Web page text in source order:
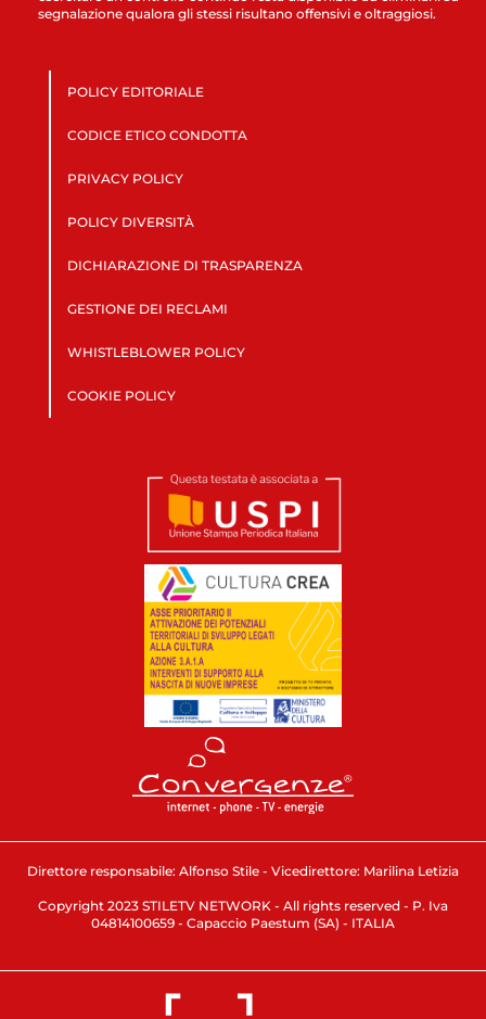
segnalazione qualora gli stessi risultano offensivi e oltraggiosi.
POLICY EDITORIALE
CODICE ETICO CONDOTTA
PRIVACY POLICY
POLICY DIVERSITÀ
DICHIARAZIONE DI TRASPARENZA
GESTIONE DEI RECLAMI
WHISTLEBLOWER POLICY
COOKIE POLICY
Direttore responsabile: Alfonso Stile - Vicedirettore: Marilina Letizia
Copyright 2023 STILETV NETWORK - All rights reserved - P. Iva
04814100659 - Capaccio Paestum (SA) - ITALIA